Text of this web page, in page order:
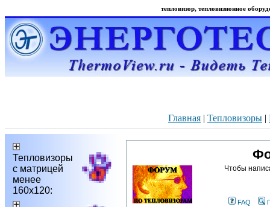
тепловизор, тепловизионное
Главная | Тепловизоры |
Тепловизоры
с матрицей
менее
160х120:
Чтобы
FAQ